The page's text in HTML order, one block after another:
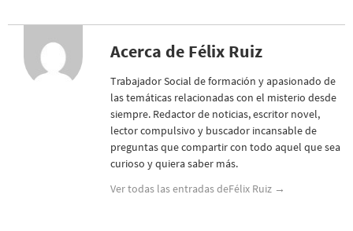
Acerca de Félix Ruiz
Trabajador Social de formación y apasionado de
las temáticas relacionadas con el misterio desde
siempre. Redactor de noticias, escritor novel,
lector compulsivo y buscador incansable de
preguntas que compartir con todo aquel que sea
curioso y quiera saber más.
Ver todas las entradas deFélix Ruiz →